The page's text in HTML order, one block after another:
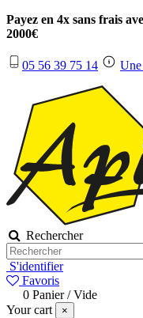
Payez en 4x sans frais
2000€
05 56 39 75 14
Rechercher
S'identifier
Favoris
0 Panier /Vide
Your cart
×